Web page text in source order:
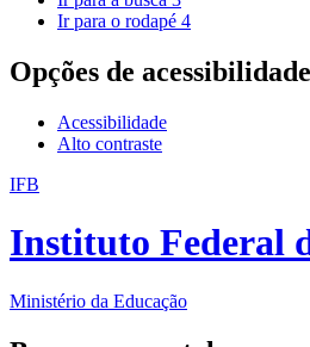
Ir para o rodapé 4
Opções de acessibilidade
Acessibilidade
Alto contraste
IFB
Instituto Federal
Ministério da Educação